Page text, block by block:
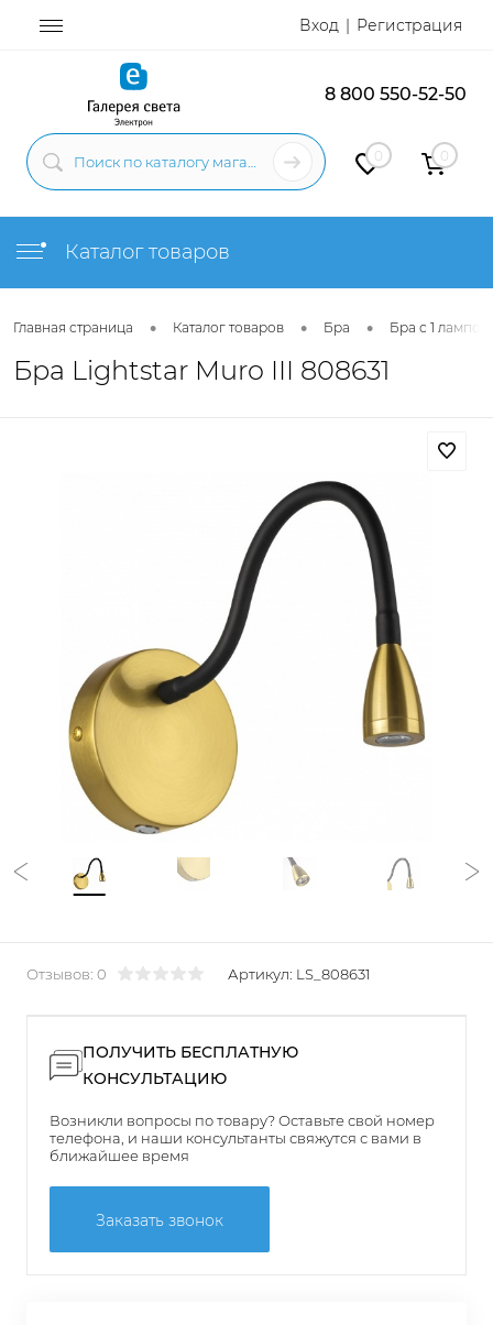
Вход Регистрация
8 800 550-52-50
0 0
Каталог товаров
Главная страница • Каталог товаров • Бра • Бра с 1 лампой
Бра Lightstar Muro III 808631
Отзывов: 0 Артикул: LS_808631
ПОЛУЧИТЬ БЕСПЛАТНУЮ
КОНСУЛЬТАЦИЮ
Возникли вопросы по товару? Оставьте свой номер
телефона, и наши консультанты свяжутся с вами в
ближайшее время
Заказать звонок